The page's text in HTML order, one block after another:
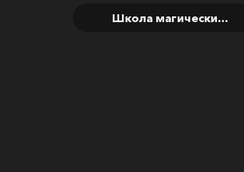
Школа магических зверей. Хранители чуда (2025) скачать фильм бесплатно